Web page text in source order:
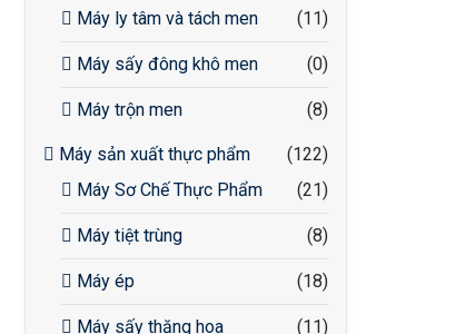
Máy ly tâm và tách men (11)
Máy sấy đông khô men (0)
Máy trộn men (8)
Máy sản xuất thực phẩm
(122)
Máy Sơ Chế Thực Phẩm
(21)
Máy tiệt trùng (8)
Máy ép (18)
Máy sấy thăng hoa (11)